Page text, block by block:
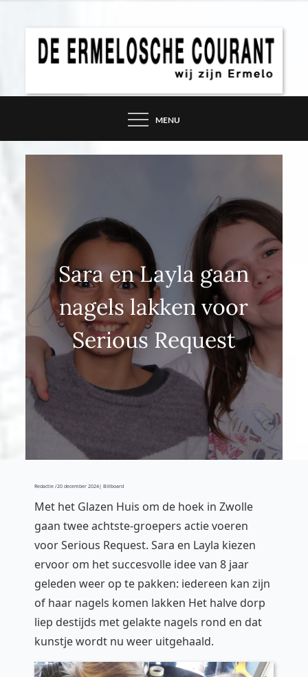
DE ERMELOSCHE
COURANT – WIJ ZIJN
ERMELO
MENU
Sara en Layla gaan
nagels lakken voor
Serious Request
Redactie /20 december 2024| Billboard
Met het Glazen Huis om de hoek in Zwolle
gaan twee achtste-groepers actie voeren
voor Serious Request. Sara en Layla kiezen
ervoor om het succesvolle idee van 8 jaar
geleden weer op te pakken: iedereen kan zijn
of haar nagels komen lakken Het halve dorp
liep destijds met gelakte nagels rond en dat
kunstje wordt nu weer uitgehaald.